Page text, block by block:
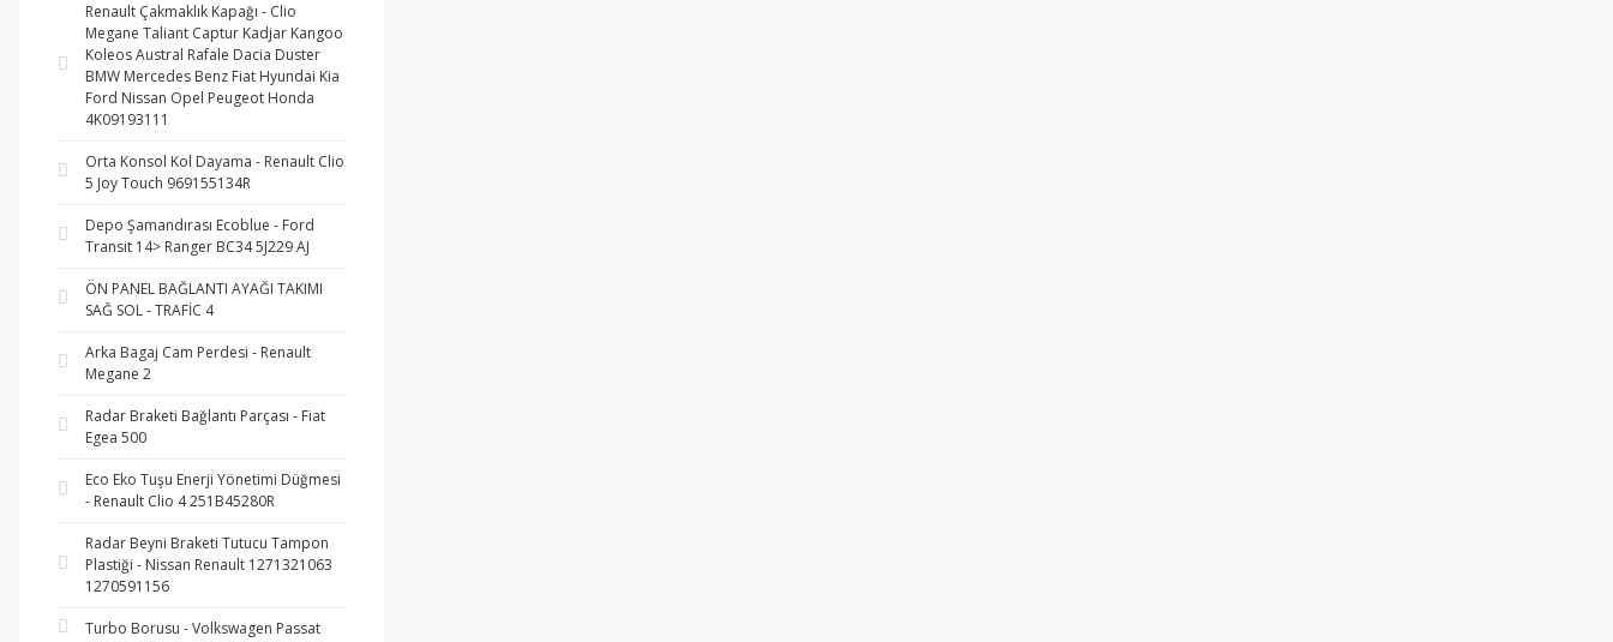
Renault Çakmaklık Kapağı - Clio
Megane Taliant Captur Kadjar Kangoo
Koleos Austral Rafale Dacia Duster
BMW Mercedes Benz Fiat Hyundai Kia
Ford Nissan Opel Peugeot Honda
4K09193111
Orta Konsol Kol Dayama - Renault Clio
5 Joy Touch 969155134R
Depo Şamandırası Ecoblue - Ford
Transit 14> Ranger BC34 5J229 AJ
ÖN PANEL BAĞLANTI AYAĞI TAKIMI
SAĞ SOL - TRAFİC 4
Arka Bagaj Cam Perdesi - Renault
Megane 2
Radar Braketi Bağlantı Parçası - Fiat
Egea 500
Eco Eko Tuşu Enerji Yönetimi Düğmesi
- Renault Clio 4 251B45280R
Radar Beyni Braketi Tutucu Tampon
Plastiği - Nissan Renault 1271321063
1270591156
Turbo Borusu - Volkswagen Passat